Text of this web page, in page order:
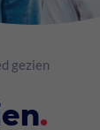
gezien
.